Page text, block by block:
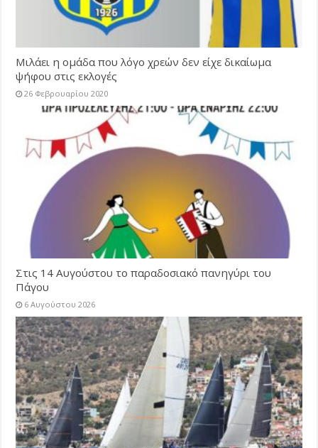
Μιλάει η ομάδα που λόγο χρεών δεν είχε δικαίωμα
ψήφου στις εκλογές
26 Φεβρουαρίου 2020
Στις 14 Αυγούστου το παραδοσιακό πανηγύρι του
Πάγου
6 Αυγούστου 2026